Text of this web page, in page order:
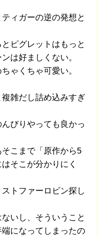
ィガーの逆の発想と
ピグレットはもっと
は好ましくない。
ゃくちゃ可愛い。
雑だし詰め込みすぎ
びりやっても良かっ
こまで「原作から5
そこが分かりにく
トファーロビン探し
いし、そういうこと
になってしまったの